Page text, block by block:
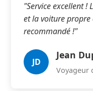
"Service excellent
et la voiture propre
recommandé !"
JD
Jean
Voyageur